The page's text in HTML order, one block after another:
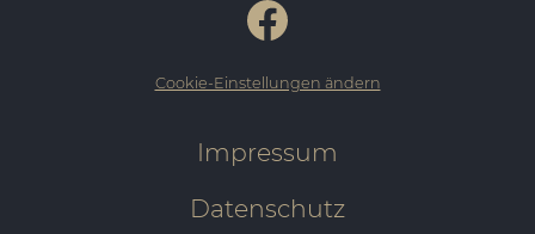
Cookie-Einstellungen ändern
Impressum
Datenschutz